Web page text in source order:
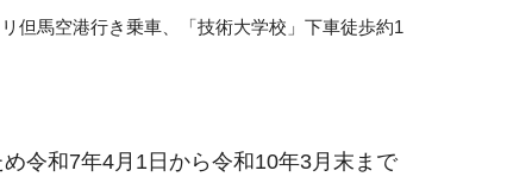
但馬空港行き乗車、「技術大学校」下車徒歩約1
め令和7年4月1日から令和10年3月末まで